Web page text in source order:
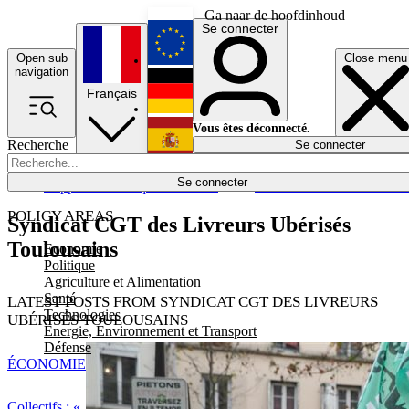
Ga naar de hoofdinhoud
Open sub
navigation
Close menu
Recherche
Se connecter
POLICY AREAS
Economie
Politique
Agriculture et Alimentation
Santé
Technologies
Energie, Environnement et Transport
Défense
Économie
Français
English
Deutsch
Español
Se connecter
Vous êtes déconnecté.
Se connecter
Syndicat CGT des Livreurs Ubérisés
Toulousains
LATEST POSTS FROM SYNDICAT CGT DES LIVREURS
UBÉRISÉS TOULOUSAINS
ÉCONOMIE